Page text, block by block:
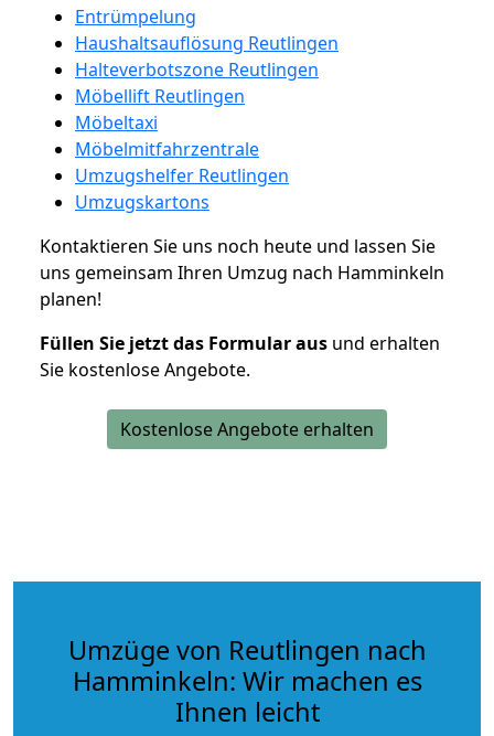
Entrümpelung
Haushaltsauflösung Reutlingen
Halteverbotszone Reutlingen
Möbellift Reutlingen
Möbeltaxi
Möbelmitfahrzentrale
Umzugshelfer Reutlingen
Umzugskartons
Kontaktieren Sie uns noch heute und lassen Sie
uns gemeinsam Ihren Umzug nach Hamminkeln
planen!
Füllen Sie jetzt das Formular aus und erhalten
Sie kostenlose Angebote.
Kostenlose Angebote erhalten
Umzüge von Reutlingen nach
Hamminkeln: Wir machen es
Ihnen leicht